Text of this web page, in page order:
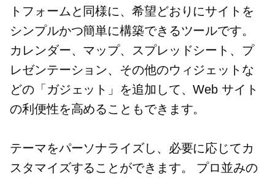
トフォームと同様に、希望どおりにサイトを
シンプルかつ簡単に構築できるツールです。
カレンダー、マップ、スプレッドシート、プ
レゼンテーション、その他のウィジェットな
どの「ガジェット」を追加して、Web サイト
の利便性を高めることもできます。
テーマをパーソナライズし、必要に応じてカ
スタマイズすることができます。 プロ並みの